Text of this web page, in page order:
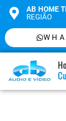
AB HOME
REGIÃO